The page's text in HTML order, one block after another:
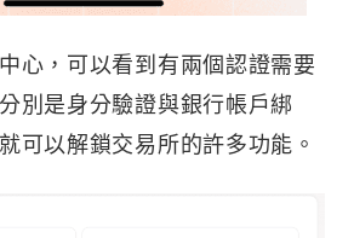
心，可以看到有兩個認證需要
別是身分驗證與銀行帳戶綁
可以解鎖交易所的許多功能。